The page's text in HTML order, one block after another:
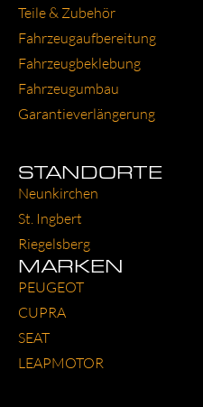
Tei­le & Zube­hör
Fahr­zeug­auf­be­rei­tung
Fahr­zeug­be­kle­bung
Fahr­zeug­um­bau
Garantie­verlängerung
STANDORTE
Neun­kir­chen
St. Ing­bert
Rie­gels­berg
MARKEN
PEU­GEOT
CUP­RA
SEAT
LEAP­MO­TOR